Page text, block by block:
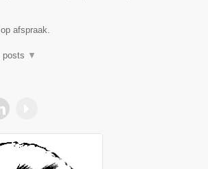
afspraak.
posts ▼